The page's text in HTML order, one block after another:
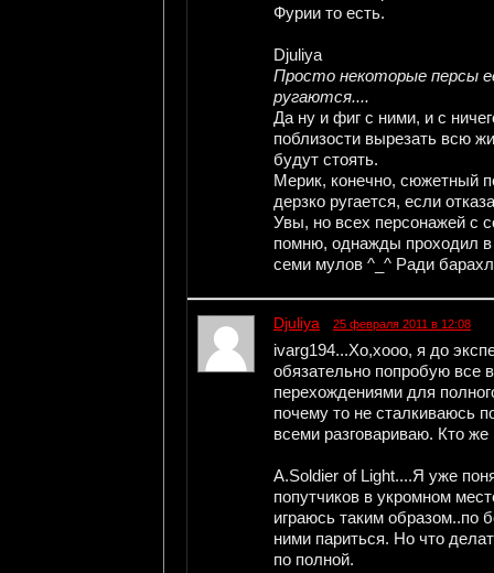
Фурии то есть.
Djuliya
Просто некоторые персы
ругаются....
Да ну и фиг с ними, и с
поблизости вырезать всю
будут стоять.
Мерик, конечно, сюжетный
дерзко ругается, если
Увы, но всех персонажей с
помню, однажды проходил
семи мулов ^_^ Ради
Djuliya 25 февраля 2011 в 12:08
ivarg194...Хо,хооо, я до
обязательно попробую все
перехождениями для
почему то не сталкиваюсь
всеми разговариваю. Кто же
A.Soldier of Light....Я уже
попутчиков в укромном
играюсь таким образом..по
ними париться. Но что
по полной.